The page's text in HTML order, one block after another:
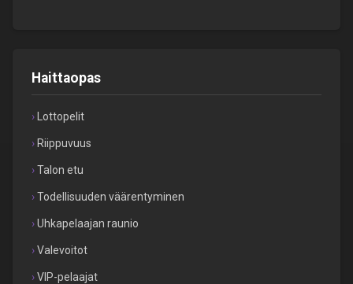
Haittaopas
Lottopelit
Riippuvuus
Talon etu
Todellisuuden väärentyminen
Uhkapelaajan raunio
Valevoitot
VIP-pelaajat